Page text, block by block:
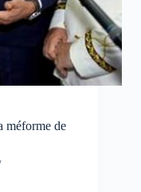
méforme de